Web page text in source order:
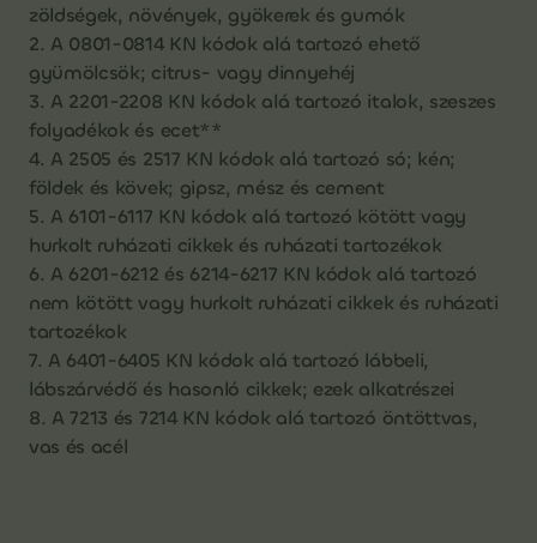
zöldségek, növények, gyökerek és gumók
2. A 0801-0814 KN kódok alá tartozó ehető
gyümölcsök; citrus- vagy dinnyehéj
3. A 2201-2208 KN kódok alá tartozó italok, szeszes
folyadékok és ecet**
4. A 2505 és 2517 KN kódok alá tartozó só; kén;
földek és kövek; gipsz, mész és cement
5. A 6101-6117 KN kódok alá tartozó kötött vagy
hurkolt ruházati cikkek és ruházati tartozékok
6. A 6201-6212 és 6214-6217 KN kódok alá tartozó
nem kötött vagy hurkolt ruházati cikkek és ruházati
tartozékok
7. A 6401-6405 KN kódok alá tartozó lábbeli,
lábszárvédő és hasonló cikkek; ezek alkatrészei
8. A 7213 és 7214 KN kódok alá tartozó öntöttvas,
vas és acél